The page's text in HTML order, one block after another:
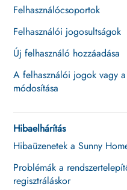
Felhasználócsoportok
Felhasználói jogosultságok
Új felhasználó hozzáadása
A felhasználói jogok vagy
módosítása
Hibaelhárítás
Hibaüzenetek a Sunny
Problémák a
regisztráláskor